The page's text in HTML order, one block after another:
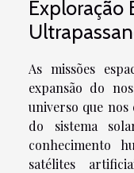
Exploração
As missões
expansão do
universo que
do sistema
conhecimento
satélites